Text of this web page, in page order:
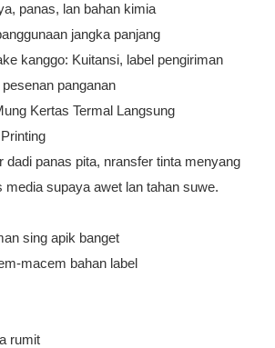
panas, lan bahan kimia
jangka panjang
kanggo: Kuitansi, label pengiriman
panganan
Kertas Termal Langsung
dadi panas pita, nransfer tinta menyang
supaya awet lan tahan suwe.
sing apik banget
macem bahan label
rumit